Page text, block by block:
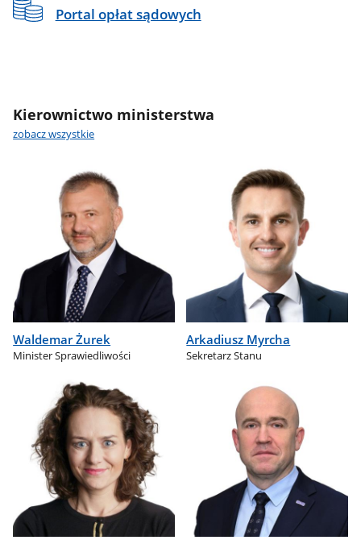
Portal opłat sądowych
Kierownictwo ministerstwa
zobacz wszystkie
Waldemar Żurek
Minister Sprawiedliwości
Arkadiusz Myrcha
Sekretarz Stanu